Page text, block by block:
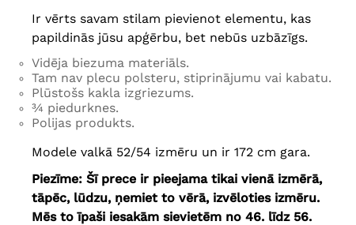
Ir vērts savam stilam pievienot elementu, kas
papildinās jūsu apģērbu, bet nebūs uzbāzīgs.
Vidēja biezuma materiāls.
Tam nav plecu polsteru, stiprinājumu vai kabatu.
Plūstošs kakla izgriezums.
¾ piedurknes.
Polijas produkts.
Modele valkā 52/54 izmēru un ir 172 cm gara.
Piezīme: Šī prece ir pieejama tikai vienā izmērā,
tāpēc, lūdzu, ņemiet to vērā, izvēloties izmēru.
Mēs to īpaši iesakām sievietēm no 46. līdz 56.